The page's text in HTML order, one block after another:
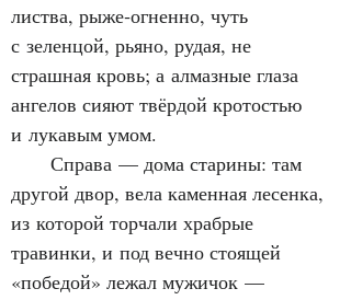
листва, рыже‑огненно, чуть
с зеленцой, рьяно, рудая, не
страшная кровь; а алмазные глаза
ангелов сияют твёрдой кротостью
и лукавым умом.
Справа — дома старины: там
другой двор, вела каменная лесенка,
из которой торчали храбрые
травинки, и под вечно стоящей
«победой» лежал мужичок —